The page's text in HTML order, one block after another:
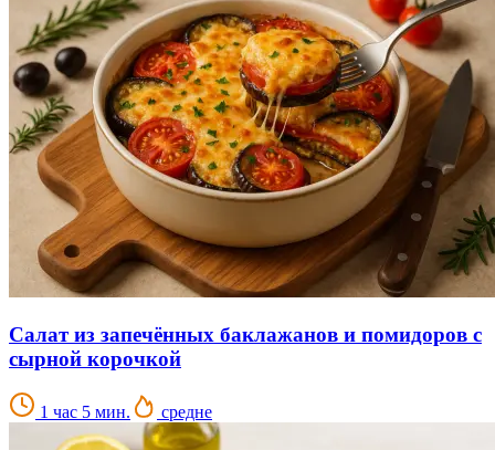
Салат из запечённых баклажанов и помидоров с
сырной корочкой
1 час 5 мин. средне